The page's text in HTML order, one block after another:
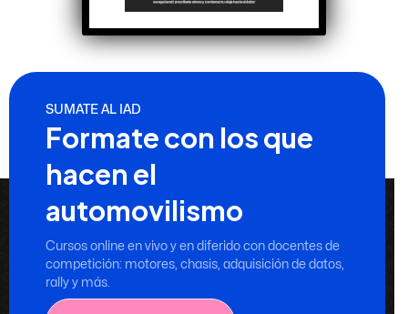
SUMATE AL IAD
Formate con los que
hacen el
automovilismo
Cursos online en vivo y en diferido con docentes de
competición: motores, chasis, adquisición de datos,
rally y más.